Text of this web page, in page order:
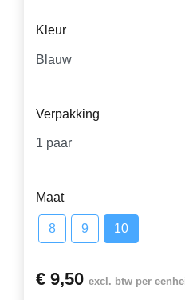
Kleur
Verpakking
Maat
8 9 10
€ 9,50 excl. btw per